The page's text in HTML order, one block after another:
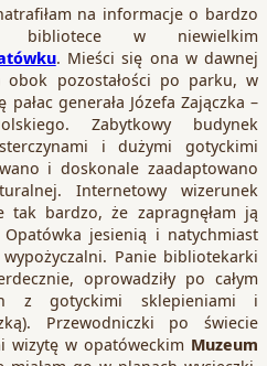
na informacje o bardzo
bibliotece w niewielkim
. Mieści się ona w dawnej
obok pozostałości po parku, w
generała Józefa Zajączka –
Zabytkowy budynek
i dużymi gotyckimi
i doskonale zaadaptowano
Internetowy wizerunek
tak bardzo, że zapragnęłam ją
jesienią i natychmiast
wypożyczalni. Panie bibliotekarki
oprowadziły po całym
z gotyckimi sklepieniami i
Przewodniczki po świecie
wizytę w opatóweckim Muzeum